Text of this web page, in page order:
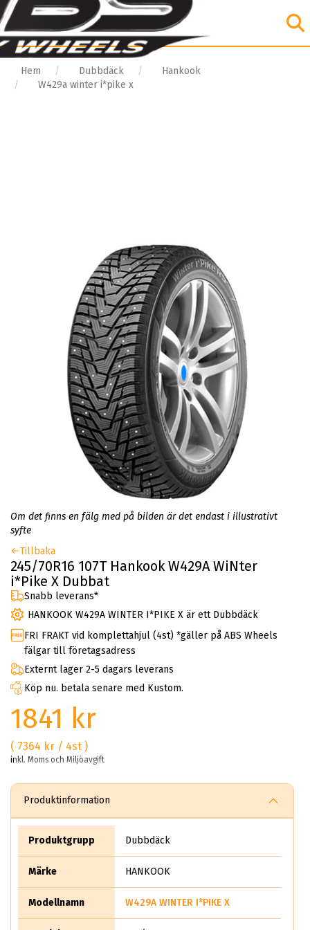
Hem Dubbdäck
Hankook
W429a winter i*pike x
Om det finns en fälg med på bilden är det endast i illustrativt
syfte
Tillbaka
245/70R16 107T Hankook W429A WiNter
i*Pike X Dubbat
Snabb leverans*
HANKOOK W429A WINTER I*PIKE X är ett Dubbdäck
FRI FRAKT vid komplettahjul (4st) *gäller på ABS Wheels
fälgar till företagsadress
Externt lager 2-5 dagars leverans
Köp nu. betala senare med Kustom.
1841 kr
( 7364 kr / 4st )
inkl. Moms och Miljöavgift
Produktinformation
Produktgrupp Dubbdäck
Märke HANKOOK
Modellnamn W429A WINTER I*PIKE X